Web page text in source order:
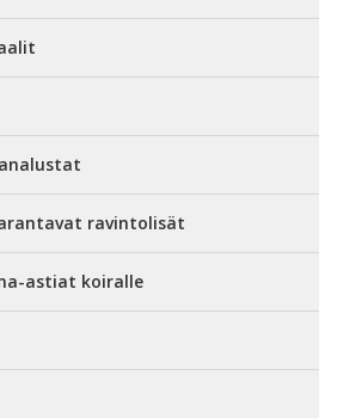
ravintolisät
astiat koiralle